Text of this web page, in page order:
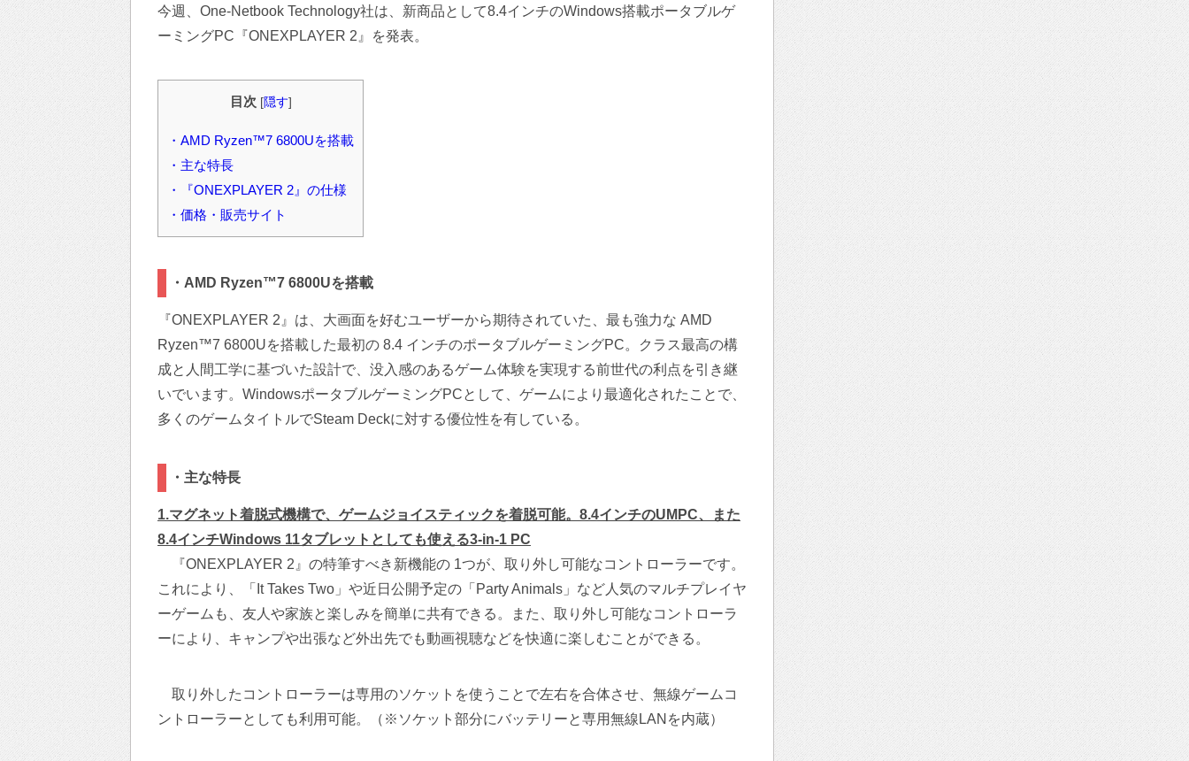
今週、One-Netbook Technology社は、新商品として8.4インチのWindows搭載ポータブルゲ
ーミングPC『ONEXPLAYER 2』を発表。
目次 [隠す]
・AMD Ryzen™7 6800Uを搭載
・主な特長
・『ONEXPLAYER 2』の仕様
・価格・販売サイト
・AMD Ryzen™7 6800Uを搭載
『ONEXPLAYER 2』は、大画面を好むユーザーから期待されていた、最も強力な AMD
Ryzen™7 6800Uを搭載した最初の 8.4 インチのポータブルゲーミングPC。クラス最高の構
成と人間工学に基づいた設計で、没入感のあるゲーム体験を実現する前世代の利点を引き継
いでいます。WindowsポータブルゲーミングPCとして、ゲームにより最適化されたことで、
多くのゲームタイトルでSteam Deckに対する優位性を有している。
・主な特長
1.マグネット着脱式機構で、ゲームジョイスティックを着脱可能。8.4インチのUMPC、また
8.4インチWindows 11タブレットとしても使える3-in-1 PC
『ONEXPLAYER 2』の特筆すべき新機能の 1つが、取り外し可能なコントローラーです。
これにより、「It Takes Two」や近日公開予定の「Party Animals」など人気のマルチプレイヤ
ーゲームも、友人や家族と楽しみを簡単に共有できる。また、取り外し可能なコントローラ
ーにより、キャンプや出張など外出先でも動画視聴などを快適に楽しむことができる。
取り外したコントローラーは専用のソケットを使うことで左右を合体させ、無線ゲームコ
ントローラーとしても利用可能。（※ソケット部分にバッテリーと専用無線LANを内蔵）